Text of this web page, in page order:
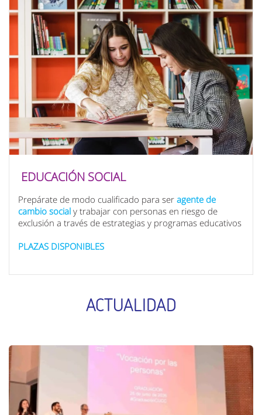
EDUCACIÓN SOCIAL
Prepárate de modo cualificado para ser agente de
cambio social y trabajar con personas en riesgo de
exclusión a través de estrategias y programas educativos
PLAZAS DISPONIBLES
ACTUALIDAD